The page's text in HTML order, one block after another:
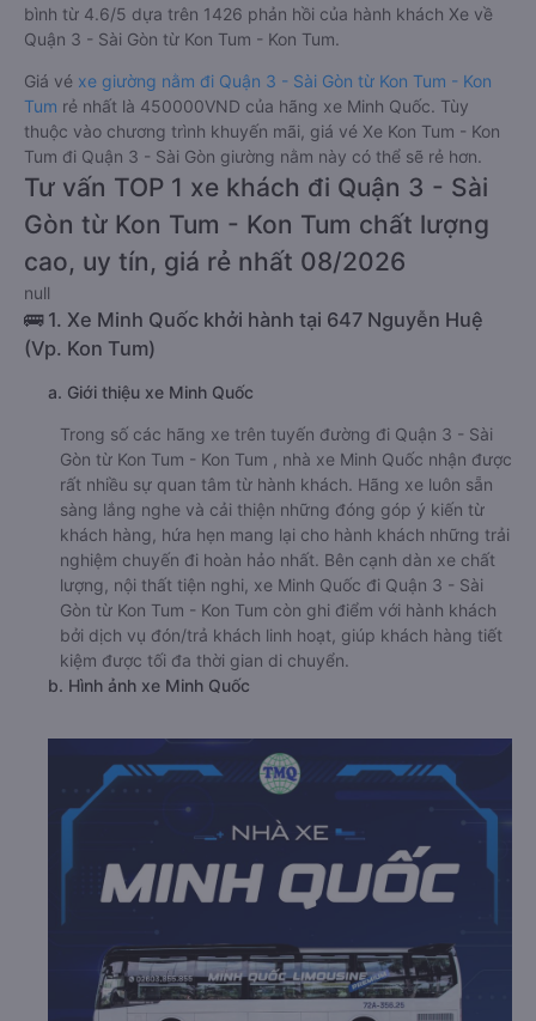
bình từ 4.6/5 dựa trên 1426 phản hồi của hành khách Xe về
Quận 3 - Sài Gòn từ Kon Tum - Kon Tum.
Giá vé xe giường nằm đi Quận 3 - Sài Gòn từ Kon Tum - Kon
Tum rẻ nhất là 450000VND của hãng xe Minh Quốc. Tùy
thuộc vào chương trình khuyến mãi, giá vé Xe Kon Tum - Kon
Tum đi Quận 3 - Sài Gòn giường nằm này có thể sẽ rẻ hơn.
Tư vấn TOP 1 xe khách đi Quận 3 - Sài
Gòn từ Kon Tum - Kon Tum chất lượng
cao, uy tín, giá rẻ nhất 08/2026
null
🚌 1. Xe Minh Quốc khởi hành tại 647 Nguyễn Huệ
(Vp. Kon Tum)
a. Giới thiệu xe Minh Quốc
Trong số các hãng xe trên tuyến đường đi Quận 3 - Sài
Gòn từ Kon Tum - Kon Tum , nhà xe Minh Quốc nhận được
rất nhiều sự quan tâm từ hành khách. Hãng xe luôn sẵn
sàng lắng nghe và cải thiện những đóng góp ý kiến từ
khách hàng, hứa hẹn mang lại cho hành khách những trải
nghiệm chuyến đi hoàn hảo nhất. Bên cạnh dàn xe chất
lượng, nội thất tiện nghi, xe Minh Quốc đi Quận 3 - Sài
Gòn từ Kon Tum - Kon Tum còn ghi điểm với hành khách
bởi dịch vụ đón/trả khách linh hoạt, giúp khách hàng tiết
kiệm được tối đa thời gian di chuyển.
b. Hình ảnh xe Minh Quốc